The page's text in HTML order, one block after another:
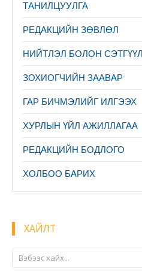
ТАНИЛЦУУЛГА
PЕДАКЦИЙН ЗӨВЛӨЛ
НИЙТЛЭЛ БОЛОН
ЗОХИОГЧИЙН ЗААВАР
ГАР БИЧМЭЛИЙГ ИЛГЭЭХ
ХУРЛЫН ҮЙЛ АЖИЛЛАГАА
РЕДАКЦИЙН БОДЛОГО
ХОЛБОО БАРИХ
ХАЙЛТ